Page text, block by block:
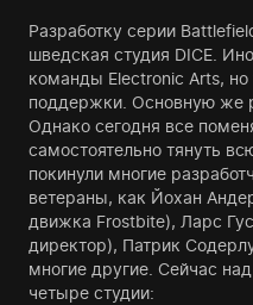
Разработку серии
шведская студия DICE.
команды Electronic Arts, но
поддержки. Основную же
Однако сегодня все
самостоятельно тянуть
покинули многие
ветераны, как Йохан
движка Frostbite), Ларс
директор), Патрик
многие другие. Сейчас
четыре студии: